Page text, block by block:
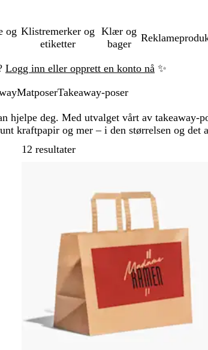
og Klistremerker og
etiketter
Klær og
bager
Logg inn eller opprett en konto nå ✨
MatposerTakeaway-poser
hjelpe deg. Med utvalget vårt av takeaway-
kraftpapir og mer – i den størrelsen og det
12 resultater